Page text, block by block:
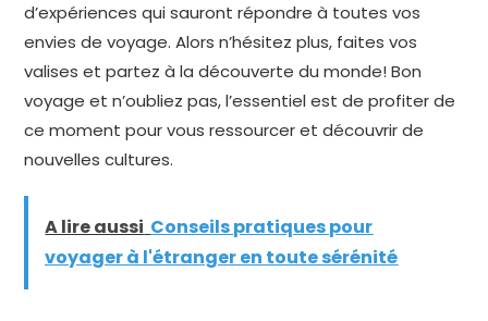
d’expériences qui sauront répondre à toutes vos
envies de voyage. Alors n’hésitez plus, faites vos
valises et partez à la découverte du monde! Bon
voyage et n’oubliez pas, l’essentiel est de profiter de
ce moment pour vous ressourcer et découvrir de
nouvelles cultures.
A lire aussi Conseils pratiques pour
voyager à l'étranger en toute sérénité